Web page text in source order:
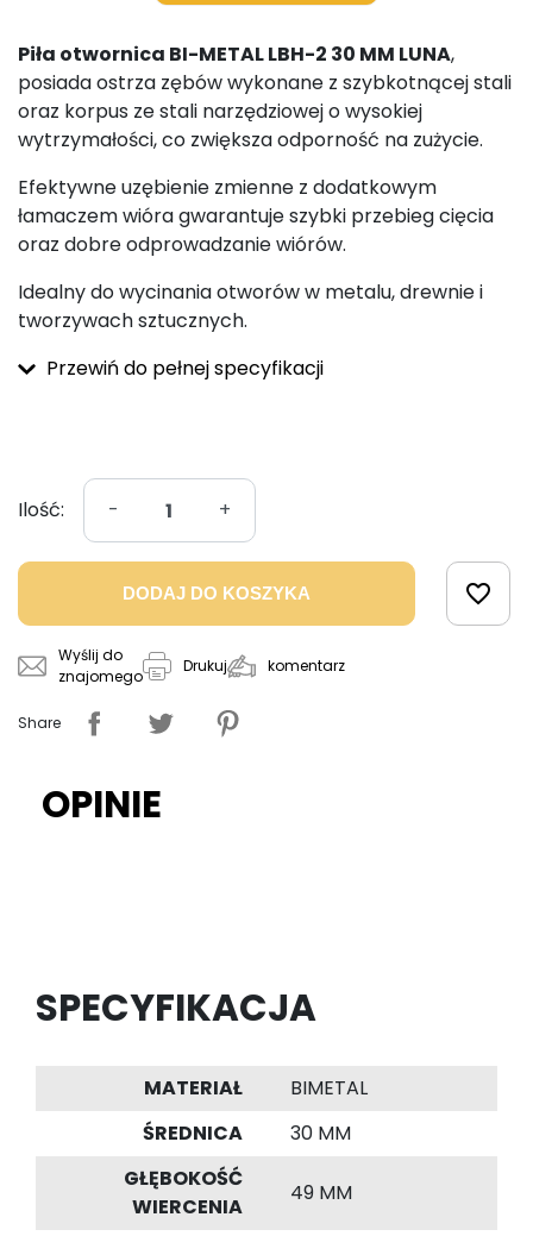
Piła otwornica BI-METAL LBH-2 30 MM LUNA,
posiada ostrza zębów wykonane z szybkotnącej stali
oraz korpus ze stali narzędziowej o wysokiej
wytrzymałości, co zwiększa odporność na zużycie.
Efektywne uzębienie zmienne z dodatkowym
łamaczem wióra gwarantuje szybki przebieg cięcia
oraz dobre odprowadzanie wiórów.
Idealny do wycinania otworów w metalu, drewnie i
tworzywach sztucznych.
Przewiń do pełnej specyfikacji
Ilość: - +
DODAJ DO KOSZYKA favorite_border
Wyślij do
znajomego
Drukuj komentarz
Share
OPINIE
SPECYFIKACJA
MATERIAŁ
BIMETAL
ŚREDNICA
30 MM
GŁĘBOKOŚĆ
WIERCENIA
49 MM